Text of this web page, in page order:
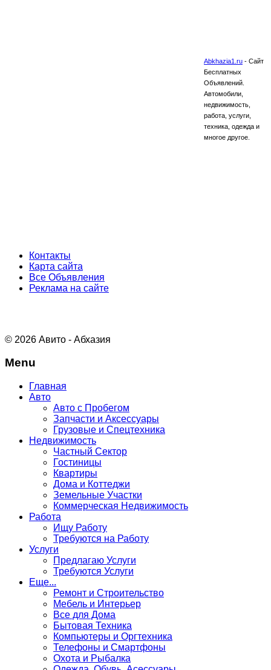
Abkhazia1.ru - Сайт
Бесплатных
Объявлений.
Автомобили,
недвижимость,
работа, услуги,
техника, одежда и
многое другое.
Контакты
Карта сайта
Все Объявления
Реклама на сайте
© 2026 Авито - Абхазия
Menu
Главная
Авто
Авто с Пробегом
Запчасти и Аксессуары
Грузовые и Спецтехника
Недвижимость
Частный Сектор
Гостиницы
Квартиры
Дома и Коттеджи
Земельные Участки
Коммерческая Недвижимость
Работа
Ищу Работу
Требуются на Работу
Услуги
Предлагаю Услуги
Требуются Услуги
Еще...
Ремонт и Строительство
Мебель и Интерьер
Все для Дома
Бытовая Техника
Компьютеры и Оргтехника
Телефоны и Смартфоны
Охота и Рыбалка